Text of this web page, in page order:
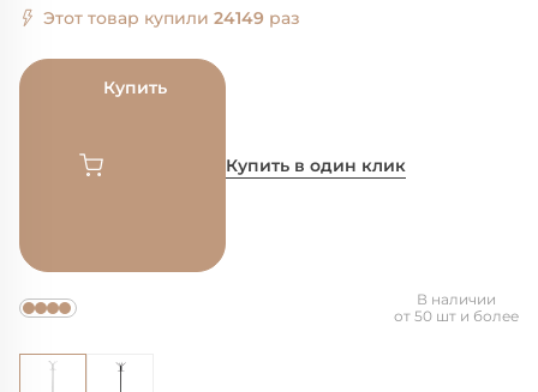
Этот товар купили 24149 раз
Купить
Купить в один клик
В наличии
от 50 шт и более